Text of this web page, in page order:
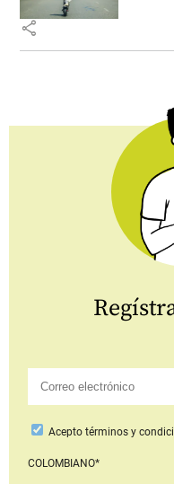
share
Aceptotérminos y
COLOMBIANO*